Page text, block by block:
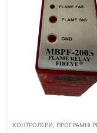
КОНТРОЛЕРИ, ПРОГРАМНІ